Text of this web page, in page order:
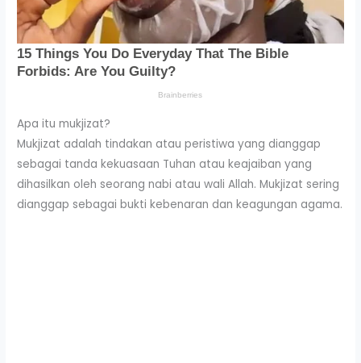
Apa itu mukjizat?
Mukjizat adalah tindakan atau peristiwa yang dianggap
sebagai tanda kekuasaan Tuhan atau keajaiban yang
dihasilkan oleh seorang nabi atau wali Allah. Mukjizat sering
dianggap sebagai bukti kebenaran dan keagungan agama.